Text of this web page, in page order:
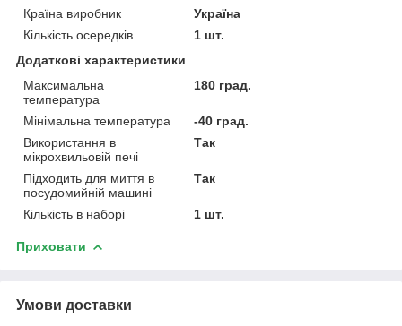
Країна виробник
Україна
Кількість осередків
1 шт.
Додаткові характеристики
Максимальна
температура
180 град.
Мінімальна температура
-40 град.
Використання в
мікрохвильовій печі
Так
Підходить для миття в
посудомийній машині
Так
Кількість в наборі 1 шт.
Приховати
Умови доставки